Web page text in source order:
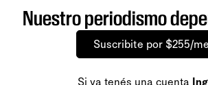
Nuestro periodismo
Suscribite por $255/
Si ya tenés una cuenta